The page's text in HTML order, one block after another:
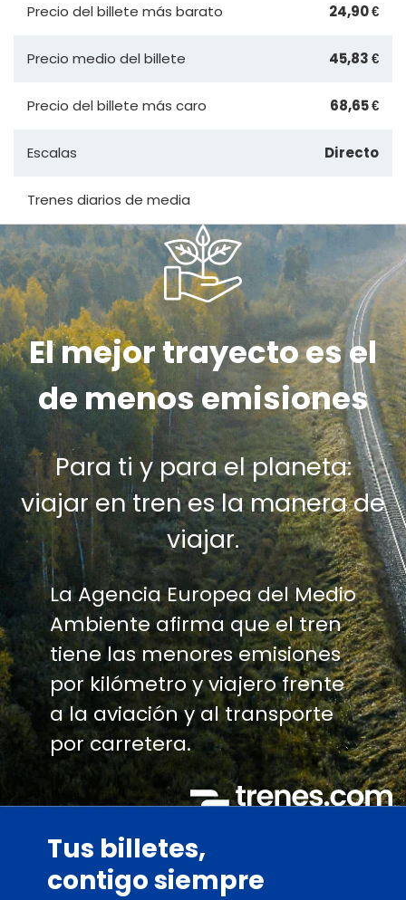
Precio del billete más barato 24,90 €
Precio medio del billete 45,83 €
Precio del billete más caro 68,65 €
Escalas Directo
Trenes diarios de media
El mejor trayecto es el
de menos emisiones
Para ti y para el planeta:
viajar en tren es la manera de
viajar.
La Agencia Europea del Medio
Ambiente afirma que el tren
tiene las menores emisiones
por kilómetro y viajero frente
a la aviación y al transporte
por carretera.
Tus billetes,
contigo siempre